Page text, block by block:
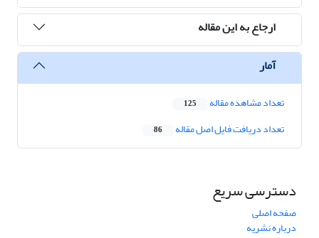
ارجاع به این مقاله
آمار
تعداد مشاهده مقاله 125
تعداد دریافت فایل اصل مقاله 86
دسترسی سریع
صفحه اصلی
درباره نشریه